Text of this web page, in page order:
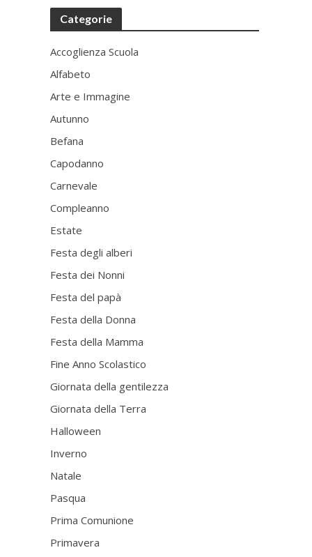
Categorie
Accoglienza Scuola
Alfabeto
Arte e Immagine
Autunno
Befana
Capodanno
Carnevale
Compleanno
Estate
Festa degli alberi
Festa dei Nonni
Festa del papà
Festa della Donna
Festa della Mamma
Fine Anno Scolastico
Giornata della gentilezza
Giornata della Terra
Halloween
Inverno
Natale
Pasqua
Prima Comunione
Primavera